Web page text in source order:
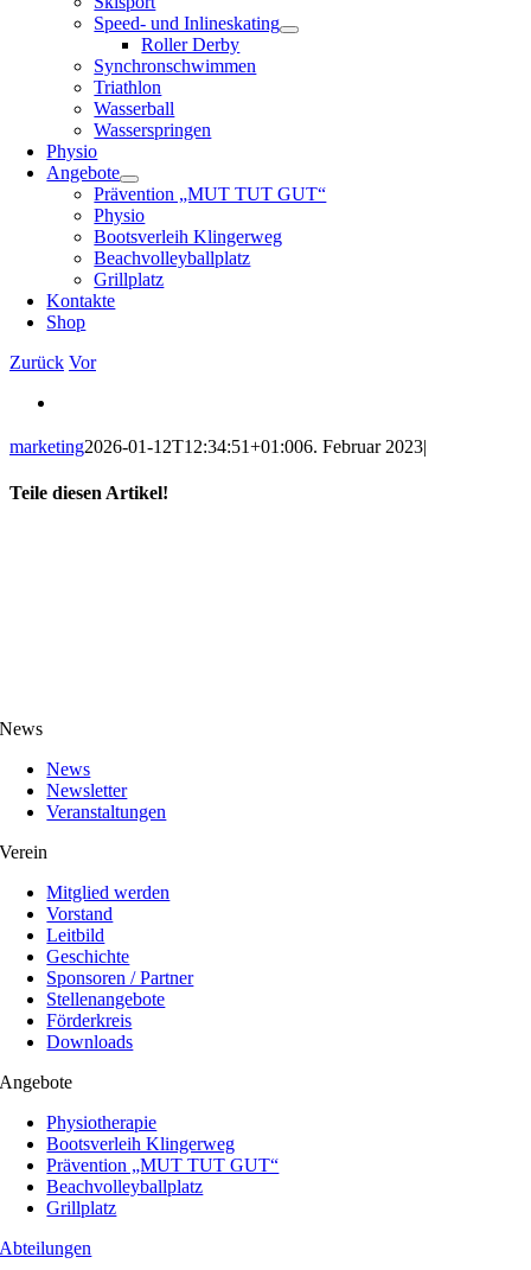
Speed- und Inlineskating
Roller Derby
Synchronschwimmen
Triathlon
Wasserball
Wasserspringen
Physio
Angebote
Prävention „MUT TUT GUT“
Physio
Bootsverleih Klingerweg
Beachvolleyballplatz
Grillplatz
Kontakte
Shop
Zurück Vor
Bild
marketing2026-01-12T12:34:51+01:006. Februar 2023|
Teile diesen Artikel!
News
News
Newsletter
Veranstaltungen
Verein
Mitglied werden
Vorstand
Leitbild
Geschichte
Sponsoren / Partner
Stellenangebote
Förderkreis
Downloads
Angebote
Physiotherapie
Bootsverleih Klingerweg
Prävention „MUT TUT GUT“
Beachvolleyballplatz
Grillplatz
Abteilungen